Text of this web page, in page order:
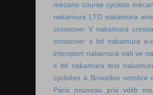
mécano course cycliste
nakamura LTD nakamura
crossover V nakamura
crossover s ltd
nakamura e-
intersport nakamura nati ve
s ltd nakamura test
cyclistes à Bruxelles nombre
Paris
nouveau prix vélib